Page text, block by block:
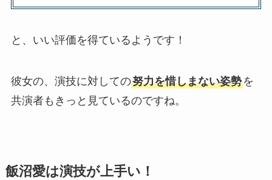
と、いい評価を得ているようです！
彼女の、演技に対しての努力を惜しまない姿勢を
共演者もきっと見ているのですね。
飯沼愛は演技が上手い！